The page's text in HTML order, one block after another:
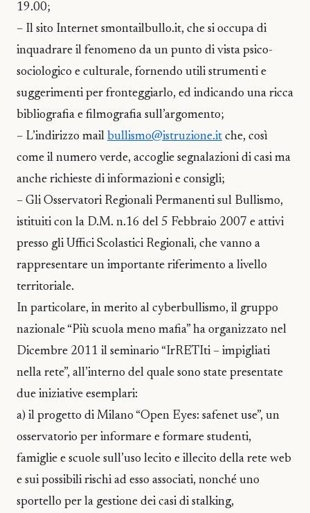
19.00;
– Il sito Internet smontailbullo.it, che si occupa di
inquadrare il fenomeno da un punto di vista psico-
sociologico e culturale, fornendo utili strumenti e
suggerimenti per fronteggiarlo, ed indicando una ricca
bibliografia e filmografia sull’argomento;
– L’indirizzo mail bullismo@istruzione.it che, così
come il numero verde, accoglie segnalazioni di casi ma
anche richieste di informazioni e consigli;
– Gli Osservatori Regionali Permanenti sul Bullismo,
istituiti con la D.M. n.16 del 5 Febbraio 2007 e attivi
presso gli Uffici Scolastici Regionali, che vanno a
rappresentare un importante riferimento a livello
territoriale.
In particolare, in merito al cyberbullismo, il gruppo
nazionale “Più scuola meno mafia” ha organizzato nel
Dicembre 2011 il seminario “IrRETIti – impigliati
nella rete”, all’interno del quale sono state presentate
due iniziative esemplari:
a) il progetto di Milano “Open Eyes: safenet use”, un
osservatorio per informare e formare studenti,
famiglie e scuole sull’uso lecito e illecito della rete web
e sui possibili rischi ad esso associati, nonché uno
sportello per la gestione dei casi di stalking,